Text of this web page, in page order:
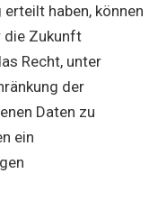
haben, können
die Zukunft
Recht, unter
der
Daten zu
ein